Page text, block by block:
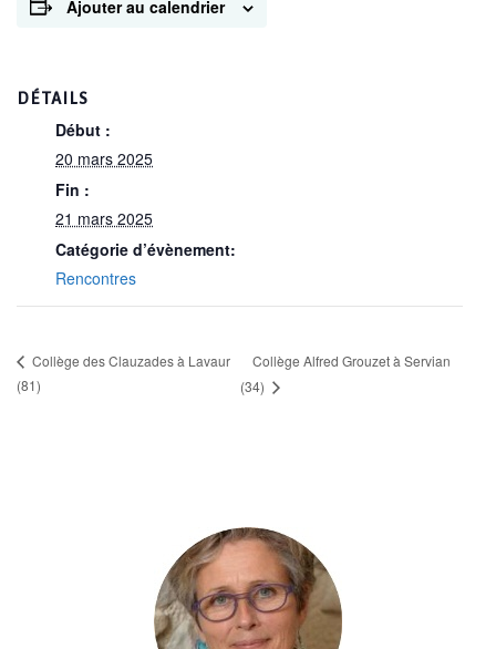
Ajouter au calendrier
DÉTAILS
Début :
20 mars 2025
Fin :
21 mars 2025
Catégorie d’évènement:
Rencontres
Collège des Clauzades à Lavaur
(81)
Collège Alfred Grouzet à Servian
(34)